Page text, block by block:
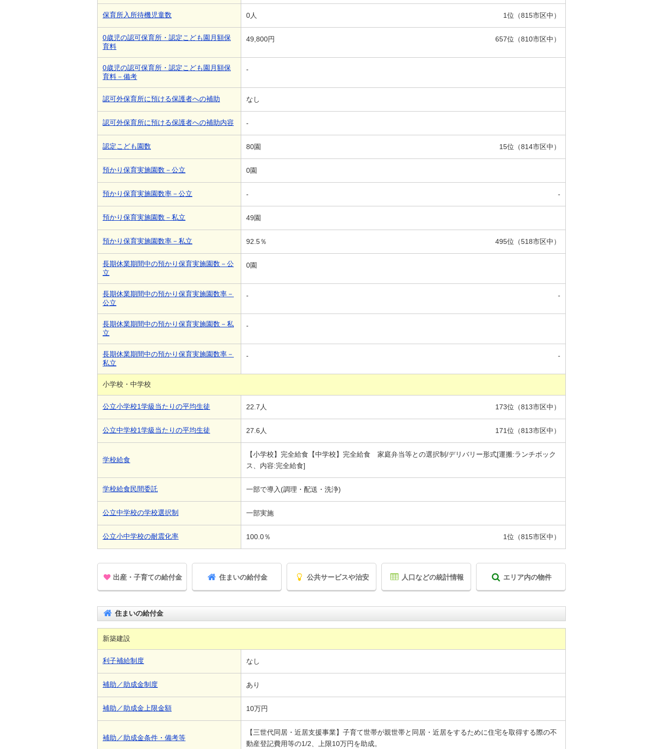
保育所入所待機児童数 0人 1位（815市区中）
0歳児の認可保育所・認定こども園月額保
育料
49,800円 657位（810市区中）
0歳児の認可保育所・認定こども園月額保
育料－備考
-
認可外保育所に預ける保護者への補助 なし
認可外保育所に預ける保護者への補助内容 -
認定こども園数 80園 15位（814市区中）
預かり保育実施園数－公立 0園
預かり保育実施園数率－公立 - -
預かり保育実施園数－私立 49園
預かり保育実施園数率－私立 92.5％ 495位（518市区中）
長期休業期間中の預かり保育実施園数－公
立
0園
長期休業期間中の預かり保育実施園数率－
公立
- -
長期休業期間中の預かり保育実施園数－私
立
-
長期休業期間中の預かり保育実施園数率－
私立
- -
小学校・中学校
公立小学校1学級当たりの平均生徒 22.7人 173位（813市区中）
公立中学校1学級当たりの平均生徒 27.6人 171位（813市区中）
学校給食
【小学校】完全給食【中学校】完全給食 家庭弁当等との選択制/デリバリー形式[運搬:ランチボック
ス、内容:完全給食]
学校給食民間委託 一部で導入(調理・配送・洗浄)
公立中学校の学校選択制 一部実施
公立小中学校の耐震化率 100.0％ 1位（815市区中）
出産・子育ての給付金 住まいの給付金 公共サービスや治安 人口などの統計情報 エリア内の物件
住まいの給付金
新築建設
利子補給制度 なし
補助／助成金制度 あり
補助／助成金上限金額 10万円
補助／助成金条件・備考等
【三世代同居・近居支援事業】子育て世帯が親世帯と同居・近居をするために住宅を取得する際の不
動産登記費用等の1/2、上限10万円を助成。